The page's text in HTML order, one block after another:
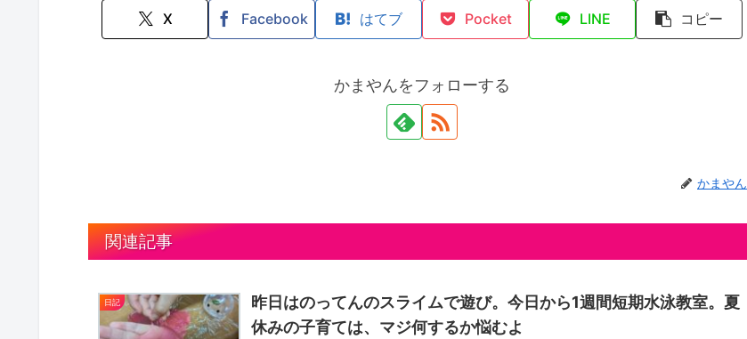
X Facebook はてブ Pocket LINE コピー
かまやんをフォローする
かまやん
関連記事
日記
昨日はのってんのスライムで遊び。今日から1週間短期水泳教室。夏
休みの子育ては、マジ何するか悩むよ